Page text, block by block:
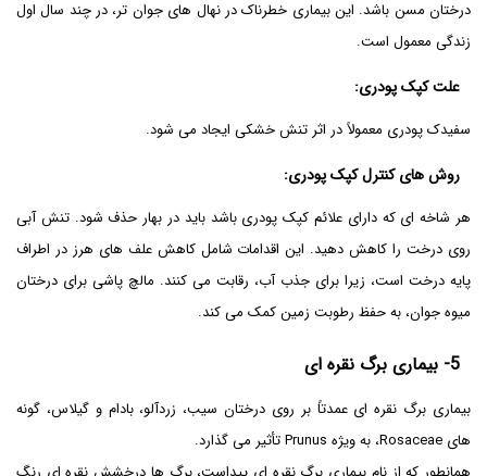
درختان مسن باشد. این بیماری خطرناک در نهال های جوان تر، در چند سال اول
زندگی معمول است.
علت کپک پودری:
سفیدک پودری معمولاً در اثر تنش خشکی ایجاد می شود.
روش های کنترل کپک پودری:
هر شاخه ای که دارای علائم کپک پودری باشد باید در بهار حذف شود. تنش آبی
روی درخت را کاهش دهید. این اقدامات شامل کاهش علف های هرز در اطراف
پایه درخت است، زیرا برای جذب آب، رقابت می کنند. مالچ پاشی برای درختان
میوه جوان، به حفظ رطوبت زمین کمک می کند.
5- بیماری برگ نقره ای
بیماری برگ نقره ای عمدتاً بر روی درختان سیب، زردآلو، بادام و گیلاس، گونه
های Rosaceae، به ویژه Prunus تأثیر می گذارد.